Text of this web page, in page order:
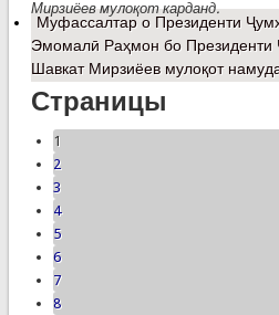
Мирзиёев мулоқот карданд.
Муфассалтаро Президенти
Эмомалӣ Раҳмон бо Президенти
Шавкат Мирзиёев мулоқот
Страницы
1
2
3
4
5
6
7
8